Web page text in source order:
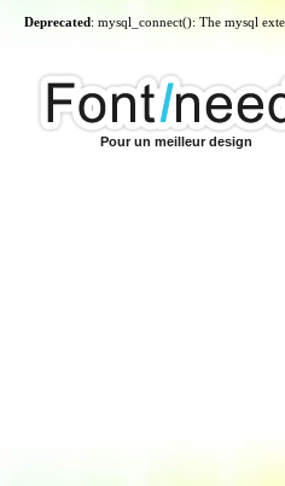
Deprecated: mysql_connect(): The mysql
Pour un meilleur design